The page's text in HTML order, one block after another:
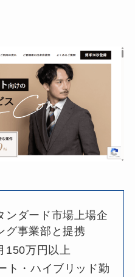
ンダード市場上場企
グ事業部と提携
150万円以上
ト・ハイブリッド勤